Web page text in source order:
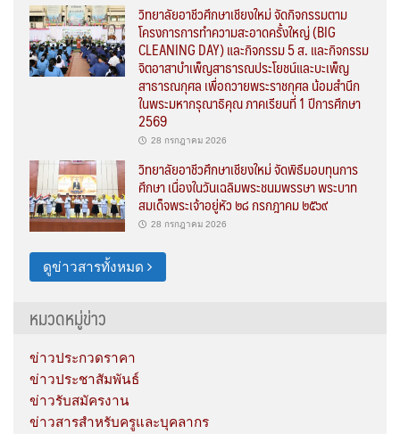
วิทยาลัยอาชีวศึกษาเชียงใหม่ จัดกิจกรรมตาม
โครงการการทำความสะอาดครั้งใหญ่ (BIG
CLEANING DAY) และกิจกรรม 5 ส. และกิจกรรม
จิตอาสาบำเพ็ญสาธารณประโยชน์และบะเพ็ญ
สาธารณกุศล เพื่อถวายพระราชกุศล น้อมสำนึก
ในพระมหากรุณาธิคุณ ภาคเรียนที่ 1 ปีการศึกษา
2569
28 กรกฎาคม 2026
วิทยาลัยอาชีวศึกษาเชียงใหม่ จัดพิธีมอบทุนการ
ศึกษา เนื่องในวันเฉลิมพระชนมพรรษา พระบาท
สมเด็จพระเจ้าอยู่หัว ๒๘ กรกฎาคม ๒๕๖๙
28 กรกฎาคม 2026
ดูข่าวสารทั้งหมด
หมวดหมู่ข่าว
ข่าวประกวดราคา
ข่าวประชาสัมพันธ์
ข่าวรับสมัครงาน
ข่าวสารสำหรับครูและบุคลากร